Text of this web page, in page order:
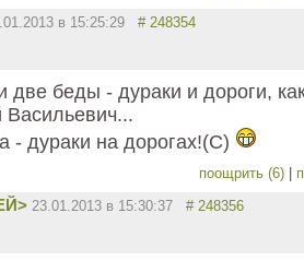
в 15:25:29 # 248354
две беды - дураки и дороги,
Васильевич...
- дураки на дорогах!(С)
поощрить (6)
23.01.2013 в 15:30:37 # 248356